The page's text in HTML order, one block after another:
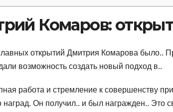
Комаров:
открытий Дмитрия Комарова было..
возможность создать новый подход в..
работа и стремление к совершенству
Он получил.. и был награжден.. Это